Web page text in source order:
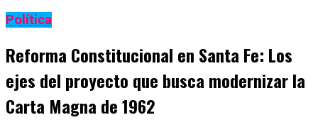
Política
Reforma Constitucional en Santa Fe: Los
ejes del proyecto que busca modernizar la
Carta Magna de 1962